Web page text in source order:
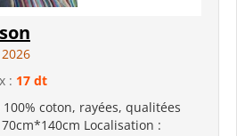
: 17 dt
coton, rayées, qualitées
Localisation :